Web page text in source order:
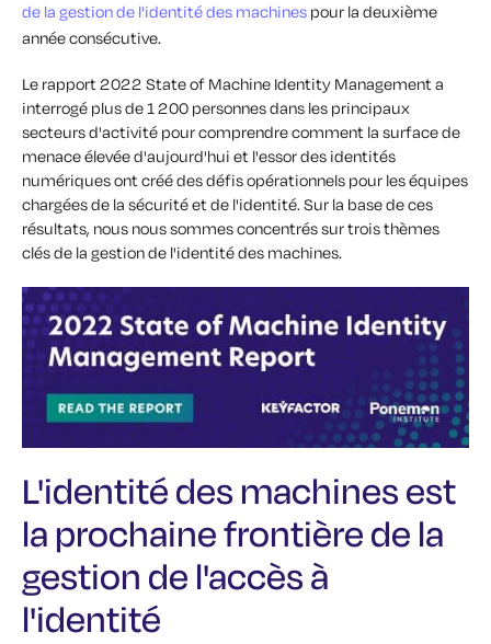
de la gestion de l'identité des machines pour la deuxième
année consécutive.
Le rapport 2022 State of Machine Identity Management a
interrogé plus de 1 200 personnes dans les principaux
secteurs d'activité pour comprendre comment la surface de
menace élevée d'aujourd'hui et l'essor des identités
numériques ont créé des défis opérationnels pour les équipes
chargées de la sécurité et de l'identité. Sur la base de ces
résultats, nous nous sommes concentrés sur trois thèmes
clés de la gestion de l'identité des machines.
L'identité des machines est
la prochaine frontière de la
gestion de l'accès à
l'identité